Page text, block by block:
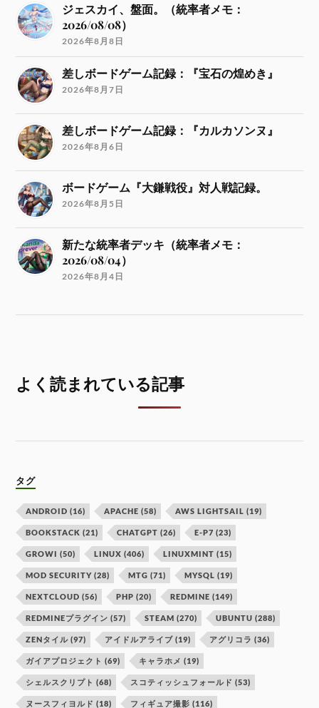
ジェスカイ、盤面。（統率者メモ：
2026/08/08）
2026年8月8日
差しボードゲーム記録：『宝石の煌めき』
2026年8月7日
差しボードゲーム記録：『カルカソンヌ』
2026年8月6日
ボードゲーム『大鎌戦役』対人戦記録。
2026年8月5日
新たな統率者デッキ（統率者メモ：
2026/08/04）
2026年8月4日
よく読まれている記事
タグ
ANDROID (16) APACHE (58) AWS LIGHTSAIL (19)
BOOKSTACK (21) CHATGPT (26) E-P7 (23)
GROWI (50) LINUX (406) LINUXMINT (15)
MOD SECURITY (28) MTG (71) MYSQL (19)
NEXTCLOUD (56) PHP (20) REDMINE (149)
REDMINEプラグイン (57) STEAM (270) UBUNTU (288)
ZENタイル (97) アイドルアライブ (19) アグリコラ (36)
ガイアプロジェクト (69) キャラホメ (19)
シェルスクリプト (68) スコティッシュフォールド (53)
ヌースフィヨルド (18) フィギュア撮影 (116)